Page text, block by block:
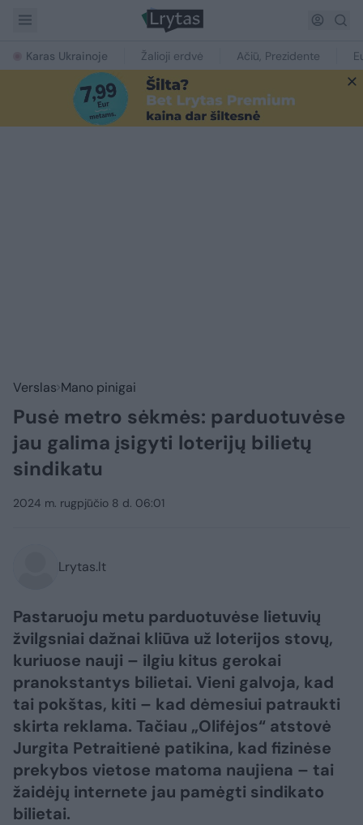
Karas Ukrainoje Žalioji erdvė Ačiū, Prezidente
Verslas Mano pinigai
Pusė metro sėkmės: parduotuvėse
jau galima įsigyti loterijų bilietų
sindikatu
2024 m. rugpjūčio 8 d. 06:01
Lrytas.lt
Pastaruoju metu parduotuvėse lietuvių
žvilgsniai dažnai kliūva už loterijos stovų,
kuriuose nauji – ilgiu kitus gerokai
pranokstantys bilietai. Vieni galvoja, kad
tai pokštas, kiti – kad dėmesiui patraukti
skirta reklama. Tačiau „Olifėjos“ atstovė
Jurgita Petraitienė patikina, kad fizinėse
prekybos vietose matoma naujiena – tai
žaidėjų internete jau pamėgti sindikato
bilietai.